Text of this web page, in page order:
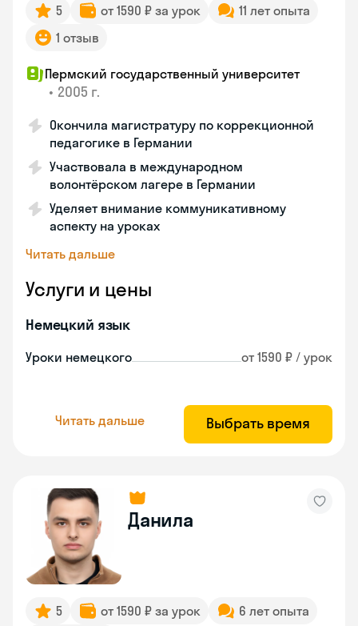
5 от 1590 ₽ за урок
11 лет опыта
1 отзыв
Пермский государственный университет
• 2005 г.
Окончила магистратуру по коррекционной
педагогике в Германии
Участвовала в международном
волонтёрском лагере в Германии
Уделяет внимание коммуникативному
аспекту на уроках
Читать дальше
Услуги и цены
Немецкий язык
Уроки немецкого от 1590 ₽ / урок
Читать дальше Выбрать время
Данила
5 от 1590 ₽ за урок
6 лет опыта